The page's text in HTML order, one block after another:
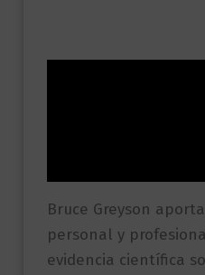
Bruce Greyson
personal y
evidencia científica